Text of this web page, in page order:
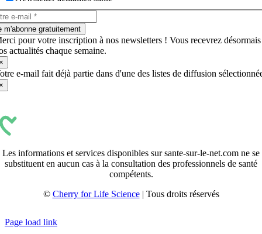
m'abonne gratuitement
pour votre inscription à nos newsletters ! Vous recevrez désormais
actualités chaque semaine.
e-mail fait déjà partie dans d'une des listes de diffusion
Les informations et services disponibles sur sante-sur-le-net.com ne se
substituent en aucun cas à la consultation des professionnels de santé
compétents.
© Cherry for Life Science| Tous droits réservés
Page load link